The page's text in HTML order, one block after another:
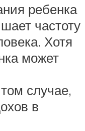
ребенка
частоту
Хотя
может
случае,
в